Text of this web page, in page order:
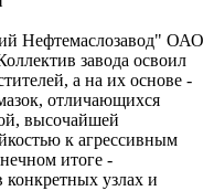
Нефтемаслозавод" ОАО
завода освоил
а на их основе -
отличающихся
высочайшей
к агрессивным
итоге -
узлах и